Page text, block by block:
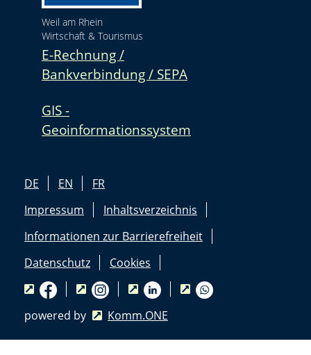
Weil am Rhein
Wirtschaft & Tourismus
E-Rechnung /
Bankverbindung / SEPA
GIS -
Geoinformationssystem
DE EN
FR
Impressum
Inhaltsverzeichnis
Informationen zur Barrierefreiheit
Datenschutz
Cookies
powered by Komm.ONE